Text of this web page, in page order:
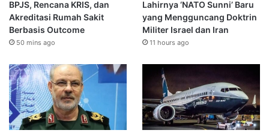
BPJS, Rencana KRIS, dan
Akreditasi Rumah Sakit
Berbasis Outcome
50 mins ago
Lahirnya ‘NATO Sunni’ Baru
yang Mengguncang Doktrin
Militer Israel dan Iran
11 hours ago